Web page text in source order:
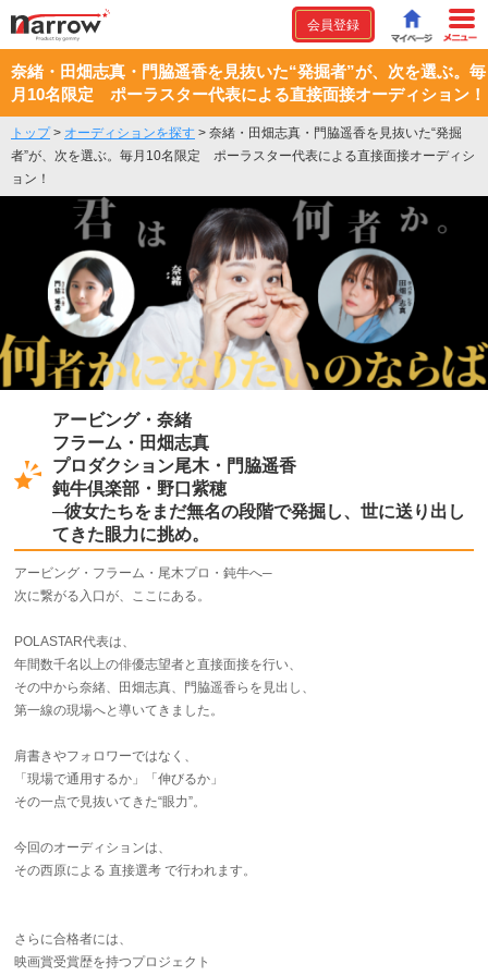
会員登録
奈緒・田畑志真・門脇遥香を見抜いた“発掘者”が、次を選ぶ。毎
月10名限定 ポーラスター代表による直接面接オーディション！
トップ> オーディションを探す > 奈緒・田畑志真・門脇遥香を見抜いた“発掘
者”が、次を選ぶ。毎月10名限定 ポーラスター代表による直接面接オーディシ
ョン！
アービング・奈緒
フラーム・田畑志真
プロダクション尾木・門脇遥香
鈍牛倶楽部・野口紫穂
─彼女たちをまだ無名の段階で発掘し、世に送り出し
てきた眼力に挑め。
アービング・フラーム・尾木プロ・鈍牛へ─
次に繋がる入口が、ここにある。
POLASTAR代表は、
年間数千名以上の俳優志望者と直接面接を行い、
その中から奈緒、田畑志真、門脇遥香らを見出し、
第一線の現場へと導いてきました。
肩書きやフォロワーではなく、
「現場で通用するか」「伸びるか」
その一点で見抜いてきた“眼力”。
今回のオーディションは、
その西原による 直接選考 で行われます。
さらに合格者には、
映画賞受賞歴を持つプロジェクト